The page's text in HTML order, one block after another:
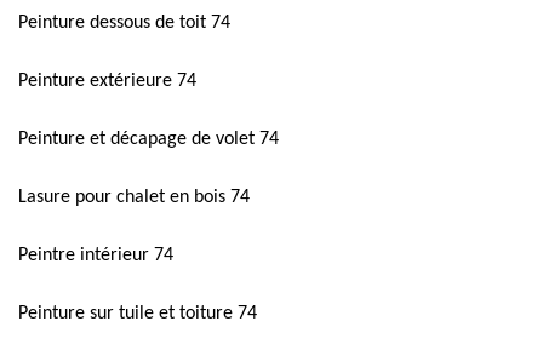
Peinture dessous de toit 74
Peinture extérieure 74
Peinture et décapage de volet 74
Lasure pour chalet en bois 74
Peintre intérieur 74
Peinture sur tuile et toiture 74